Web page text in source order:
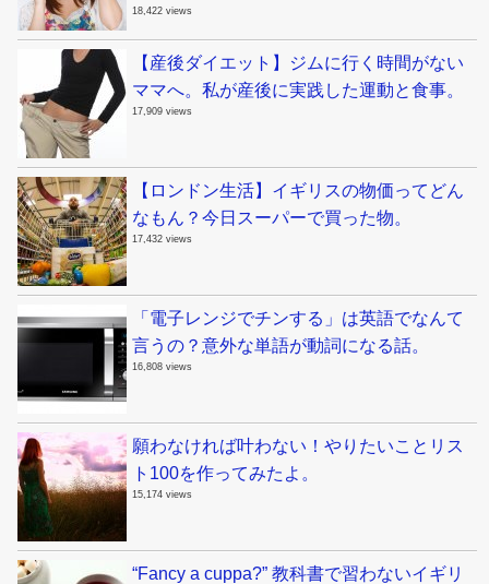
18,422 views
【産後ダイエット】ジムに行く時間がない
ママへ。私が産後に実践した運動と食事。
17,909 views
【ロンドン生活】イギリスの物価ってどん
なもん？今日スーパーで買った物。
17,432 views
「電子レンジでチンする」は英語でなんて
言うの？意外な単語が動詞になる話。
16,808 views
願わなければ叶わない！やりたいことリス
ト100を作ってみたよ。
15,174 views
“Fancy a cuppa?” 教科書で習わないイギリ